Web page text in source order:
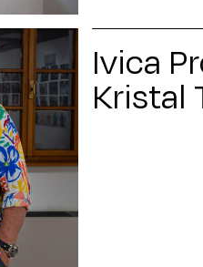
Ivica
Kristal